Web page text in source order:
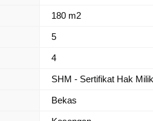
180 m2
5
4
SHM - Sertifikat Hak Milik
Bekas